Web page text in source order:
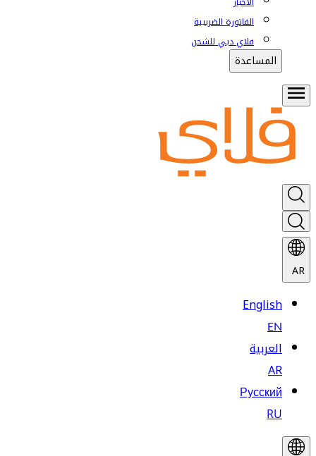
الفاتورة الضريبية
فلاي دبي للشحن
المساعدة
AR
English
EN
العربية
AR
Русский
RU